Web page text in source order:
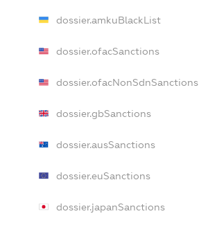
dossier.amkuBlackList
dossier.ofacSanctions
dossier.ofacNonSdnSanctions
dossier.gbSanctions
dossier.ausSanctions
dossier.euSanctions
dossier.japanSanctions